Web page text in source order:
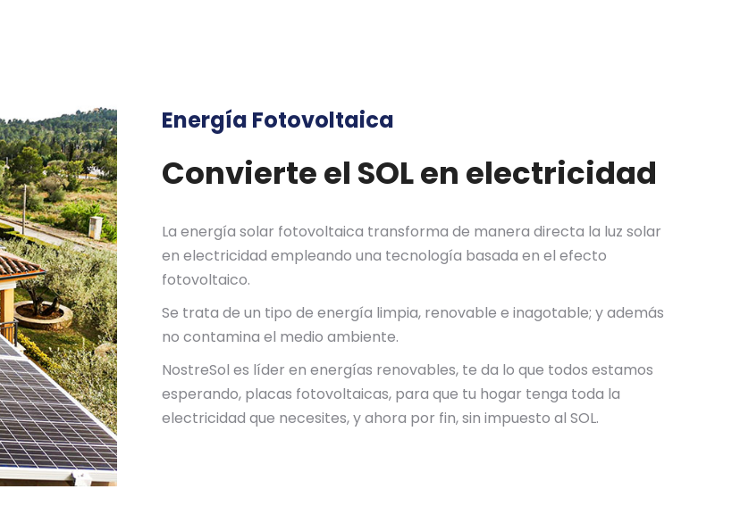
Energía Fotovoltaica
Convierte el SOL en electricidad
La energía solar fotovoltaica transforma de manera directa la luz solar
en electricidad empleando una tecnología basada en el efecto
fotovoltaico.
Se trata de un tipo de energía limpia, renovable e inagotable; y además
no contamina el medio ambiente.
NostreSol es líder en energías renovables, te da lo que todos estamos
esperando, placas fotovoltaicas, para que tu hogar tenga toda la
electricidad que necesites, y ahora por fin, sin impuesto al SOL.